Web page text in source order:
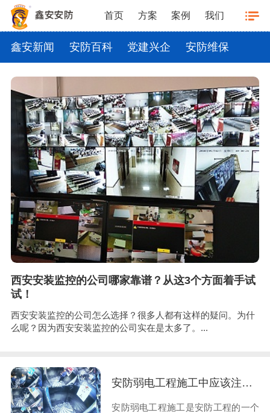
首页 方案 案例 我们
鑫安新闻 安防百科 党建兴企 安防维保
西安安装监控的公司哪家靠谱？从这3个方面着手试
试！
西安安装监控的公司怎么选择？很多人都有这样的疑问。为什
么呢？因为西安安装监控的公司实在是太多了。...
安防弱电工程施工中应该注意的4个问题，把握不好将直接影响施工质量
安防弱电工程施工是安防工程的一个